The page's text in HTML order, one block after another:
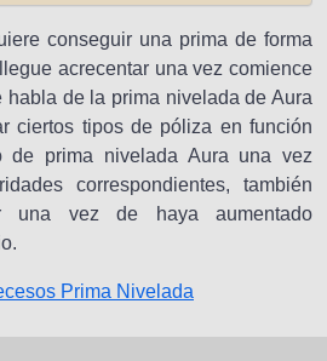
conseguir una prima de forma
acrecentar una vez comience
habla de la prima nivelada de Aura
ciertos tipos de póliza en función
prima nivelada Aura una vez
correspondientes, también
una vez de haya aumentado
Prima Nivelada